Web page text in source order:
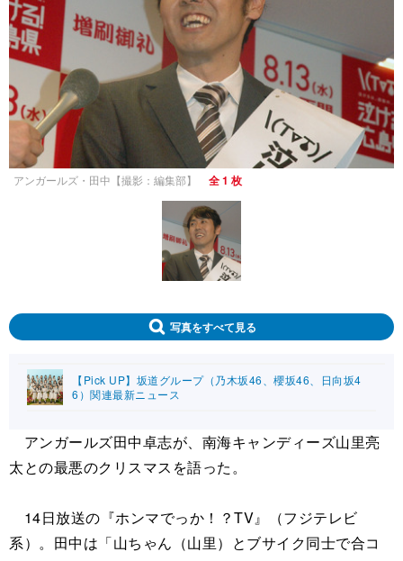
アンガールズ・田中【撮影：編集部】 全 1 枚
写真をすべて見る
【Pick UP】坂道グループ（乃木坂46、櫻坂46、日向坂4
6）関連最新ニュース
アンガールズ田中卓志が、南海キャンディーズ山里亮
太との最悪のクリスマスを語った。
14日放送の『ホンマでっか！？TV』（フジテレビ
系）。田中は「山ちゃん（山里）とブサイク同士で合コ